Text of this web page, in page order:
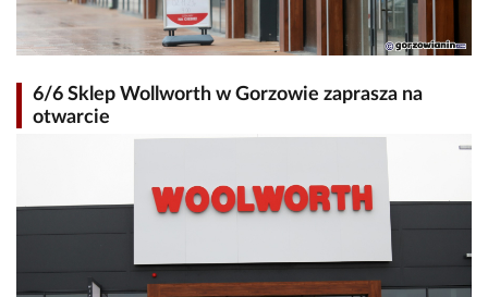
6/6 Sklep Wollworth w Gorzowie zaprasza na
otwarcie